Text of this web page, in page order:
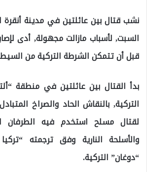
نشب قتال بين عائلتين في مدينة أنقرة
السبت, لأسباب مازالت مجهولة, أدى
قبل أن تتمكن الشرطة التركية من
بدأ القتال بين عائلتين في منطقة
التركية, بالنقاش الحاد والصراخ
لقتال مسلح استخدم فيه الطرفان
والأسلحة النارية وفق ترجمته
“دوغان” التركية.